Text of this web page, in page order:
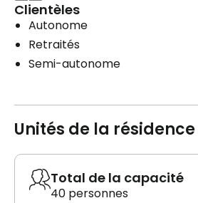
Clientèles
Autonome
Retraités
Semi-autonome
Unités de la résidence
Total de la capacité
40 personnes